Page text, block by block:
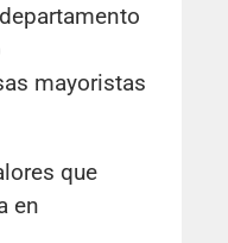
mayoristas
que
en